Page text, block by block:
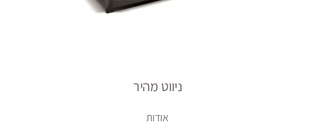
ניווט מהיר
אודות